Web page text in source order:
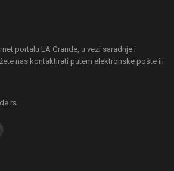
portalu LA Grande, u vezi saradnje i
nas kontaktirati putem elektronske pošte ili